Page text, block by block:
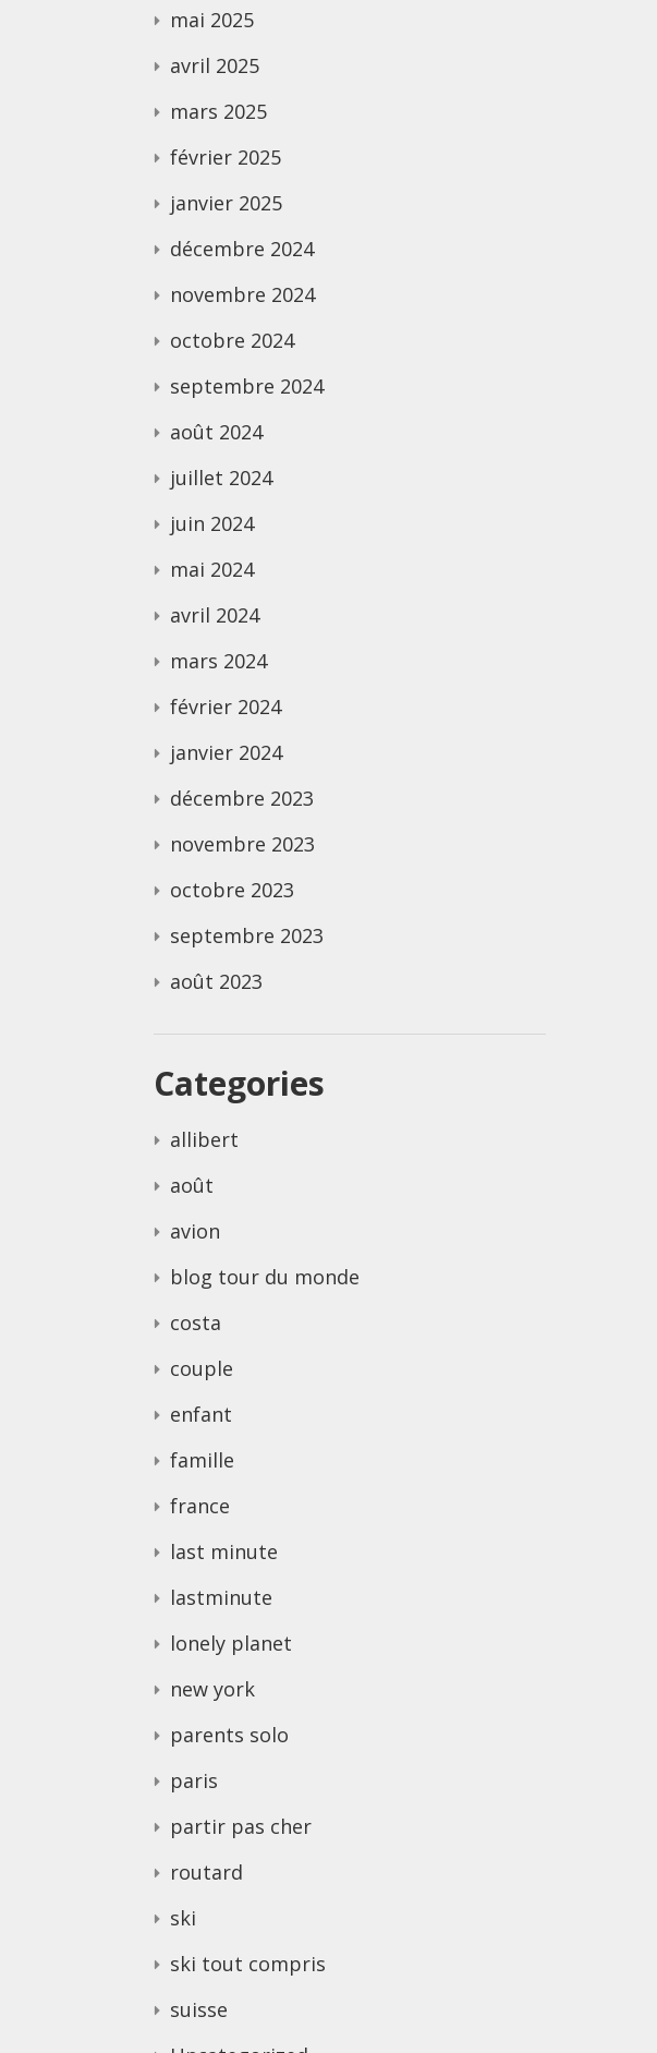
mai 2025
avril 2025
mars 2025
février 2025
janvier 2025
décembre 2024
novembre 2024
octobre 2024
septembre 2024
août 2024
juillet 2024
juin 2024
mai 2024
avril 2024
mars 2024
février 2024
janvier 2024
décembre 2023
novembre 2023
octobre 2023
septembre 2023
août 2023
Categories
allibert
août
avion
blog tour du monde
costa
couple
enfant
famille
france
last minute
lastminute
lonely planet
new york
parents solo
paris
partir pas cher
routard
ski
ski tout compris
suisse